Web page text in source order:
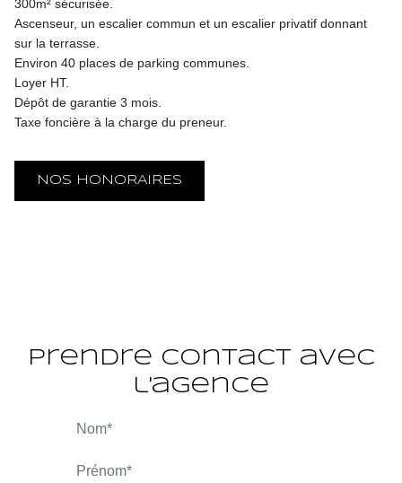
300m² sécurisée.
Ascenseur, un escalier commun et un escalier privatif donnant
sur la terrasse.
Environ 40 places de parking communes.
Loyer HT.
Dépôt de garantie 3 mois.
Taxe foncière à la charge du preneur.
NOS HONORAIRES
Prendre contact avec
l'agence